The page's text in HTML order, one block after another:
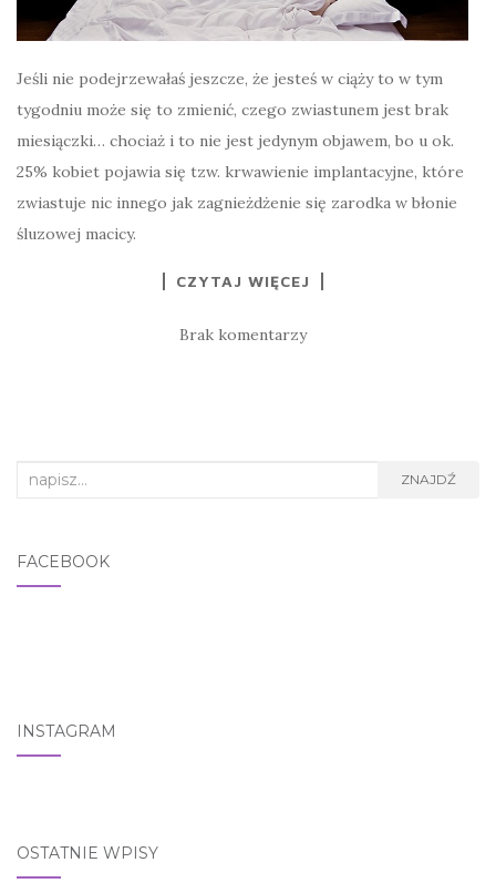
Jeśli nie podejrzewałaś jeszcze, że jesteś w ciąży to w tym
tygodniu może się to zmienić, czego zwiastunem jest brak
miesiączki… chociaż i to nie jest jedynym objawem, bo u ok.
25% kobiet pojawia się tzw. krwawienie implantacyjne, które
zwiastuje nic innego jak zagnieżdżenie się zarodka w błonie
śluzowej macicy.
CZYTAJ WIĘCEJ
Brak komentarzy
Search for: ZNAJDŹ
FACEBOOK
INSTAGRAM
OSTATNIE WPISY